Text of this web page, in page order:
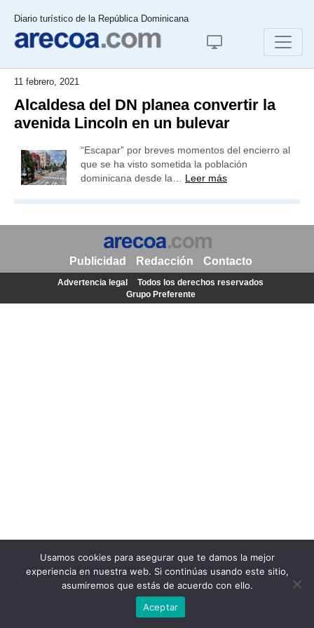
Diario turístico de la República Dominicana
11 febrero, 2021
Alcaldesa del DN planea convertir la
avenida Lincoln en un bulevar
“Escapar” por breves momentos del encierro al
que se ha visto sometida la población
dominicana desde la… Leer más
Usamos cookies para asegurar que te damos la mejor
experiencia en nuestra web. Si continúas usando este sitio,
asumiremos que estás de acuerdo con ello.
Aceptar
Publicidad Redacción Contacto
Advertencia legal
Todos los derechos reservados
Grupo Preferente